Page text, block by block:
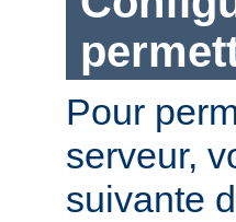
Pour
serveur,
suivante